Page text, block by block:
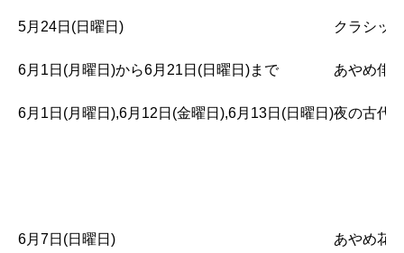
5月24日(日曜日) クラシッ
6月1日(月曜日)から6月21日(日曜日)まで あやめ俳
6月1日(月曜日),6月12日(金曜日),6月13日(日曜日)夜の古代
6月7日(日曜日) あやめ花